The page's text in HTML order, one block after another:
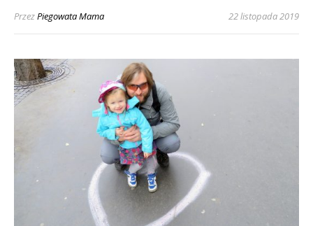
PrzezPiegowata Mama 22 listopada 2019